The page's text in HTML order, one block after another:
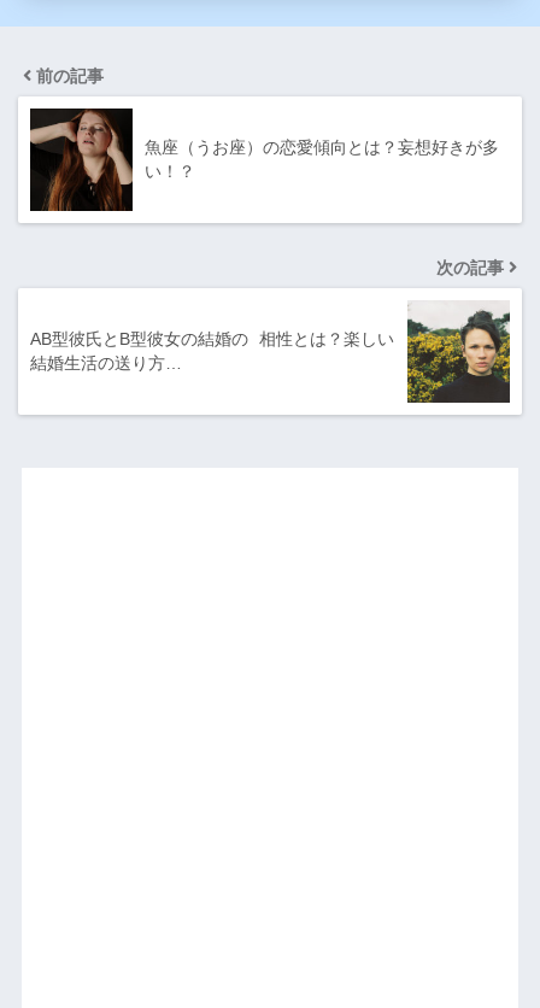
前の記事
魚座（うお座）の恋愛傾向とは？妄想好きが多
い！？
次の記事
AB型彼氏とB型彼女の結婚の 相性とは？楽しい
結婚生活の送り方…